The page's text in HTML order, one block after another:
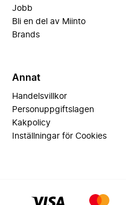
Jobb
Bli en del av Miinto
Brands
Annat
Handelsvillkor
Personuppgiftslagen
Kakpolicy
Inställningar för Cookies